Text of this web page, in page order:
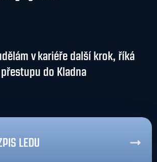
v kariéře další krok, říká
do Kladna
LEDU